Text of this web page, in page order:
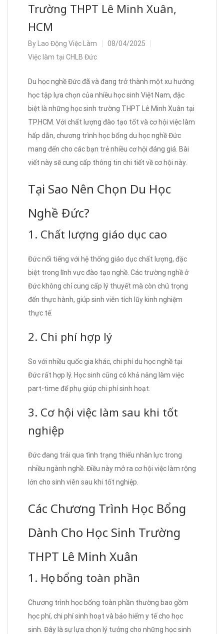
Trường THPT Lê Minh Xuân,
HCM
By Lao Động Việc Làm
08/04/2025
Việc làm tại CHLB Đức
Du học nghề Đức đã và đang trở thành một xu hướng
học tập lựa chọn của nhiều học sinh Việt Nam, đặc
biệt là những học sinh trường THPT Lê Minh Xuân tại
TP.HCM. Với chất lượng đào tạo tốt và cơ hội việc làm
hấp dẫn, chương trình học bổng du học nghề Đức
mang đến cho các bạn trẻ nhiều cơ hội đáng giá. Bài
viết này sẽ cung cấp thông tin chi tiết về cơ hội này.
Tại Sao Nên Chọn Du Học
Nghề Đức?
1. Chất lượng giáo dục cao
Đức nổi tiếng với hệ thống giáo dục chất lượng, đặc
biệt trong lĩnh vực đào tạo nghề. Các trường nghề ở
Đức không chỉ cung cấp lý thuyết mà còn chú trọng
đến thực hành, giúp sinh viên tích lũy kinh nghiệm
thực tế.
2. Chi phí hợp lý
So với nhiều quốc gia khác, chi phí du học nghề tại
Đức rất hợp lý. Học sinh cũng có khả năng làm việc
part-time để phụ giúp chi phí sinh hoạt.
3. Cơ hội việc làm sau khi tốt
nghiệp
Đức đang trải qua tình trạng thiếu nhân lực trong
nhiều ngành nghề. Điều này mở ra cơ hội việc làm rộng
lớn cho sinh viên sau khi tốt nghiệp.
Các Chương Trình Học Bổng
Dành Cho Học Sinh Trường
THPT Lê Minh Xuân
1. Học bổng toàn phần
Chương trình học bổng toàn phần thường bao gồm
học phí, chi phí sinh hoạt và bảo hiểm y tế cho học
sinh. Đây là sự lựa chọn lý tưởng cho những học sinh